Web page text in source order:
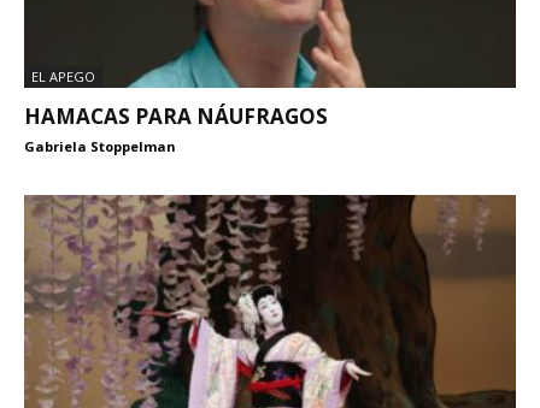
EL APEGO
HAMACAS PARA NÁUFRAGOS
Gabriela Stoppelman